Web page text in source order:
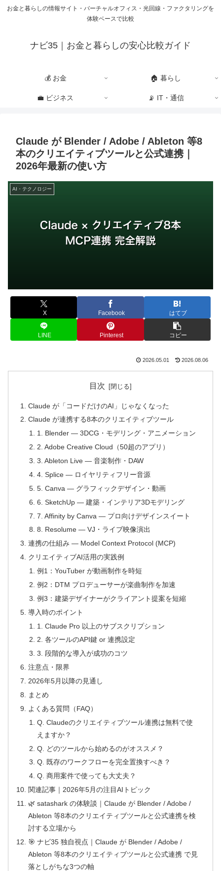
お金と暮らしの情報サイト・バーチャルオフィス・光回線・ファクタリングを
体験ベースで比較
ナビ35｜お金と暮らしの安心比較ガイド
💰 お金 🏠 暮らし
💼 ビジネス 📡 IT・通信
Claude が Blender / Adobe / Ableton 等8
本のクリエイティブツールと公式連携｜
2026年最新の使い方
AI・テクノロジー
X Facebook はてブ
LINE Pinterest コピー
2026.05.01 2026.08.06
目次
Claude が「コードだけのAI」じゃなくなった
Claude が連携する8本のクリエイティブツール
1. Blender — 3DCG・モデリング・アニメーション
2. Adobe Creative Cloud（50超のアプリ）
3. Ableton Live — 音楽制作・DAW
4. Splice — ロイヤリティフリー音源
5. Canva — グラフィックデザイン・動画
6. SketchUp — 建築・インテリア3Dモデリング
7. Affinity by Canva — プロ向けデザインスイート
8. Resolume — VJ・ライブ映像演出
連携の仕組み — Model Context Protocol (MCP)
クリエイティブAI活用の実践例
例1：YouTuber が動画制作を時短
例2：DTM プロデューサーが楽曲制作を加速
例3：建築デザイナーがクライアント提案を短縮
導入時のポイント
1. Claude Pro 以上のサブスクリプション
2. 各ツールのAPI鍵 or 連携設定
3. 段階的な導入が成功のコツ
注意点・限界
2026年5月以降の見通し
まとめ
よくある質問（FAQ）
Q. Claudeのクリエイティブツール連携は無料で使
えますか？
Q. どのツールから始めるのがオススメ？
Q. 既存のワークフローを完全置換すべき？
Q. 商用案件で使っても大丈夫？
関連記事｜2026年5月の注目AIトピック
🌿 satashark の体験談｜Claude が Blender / Adobe /
Ableton 等8本のクリエイティブツールと公式連携を検
討する立場から
🎯 ナビ35 独自視点｜Claude が Blender / Adobe /
Ableton 等8本のクリエイティブツールと公式連携 で見
落としがちな3つの軸